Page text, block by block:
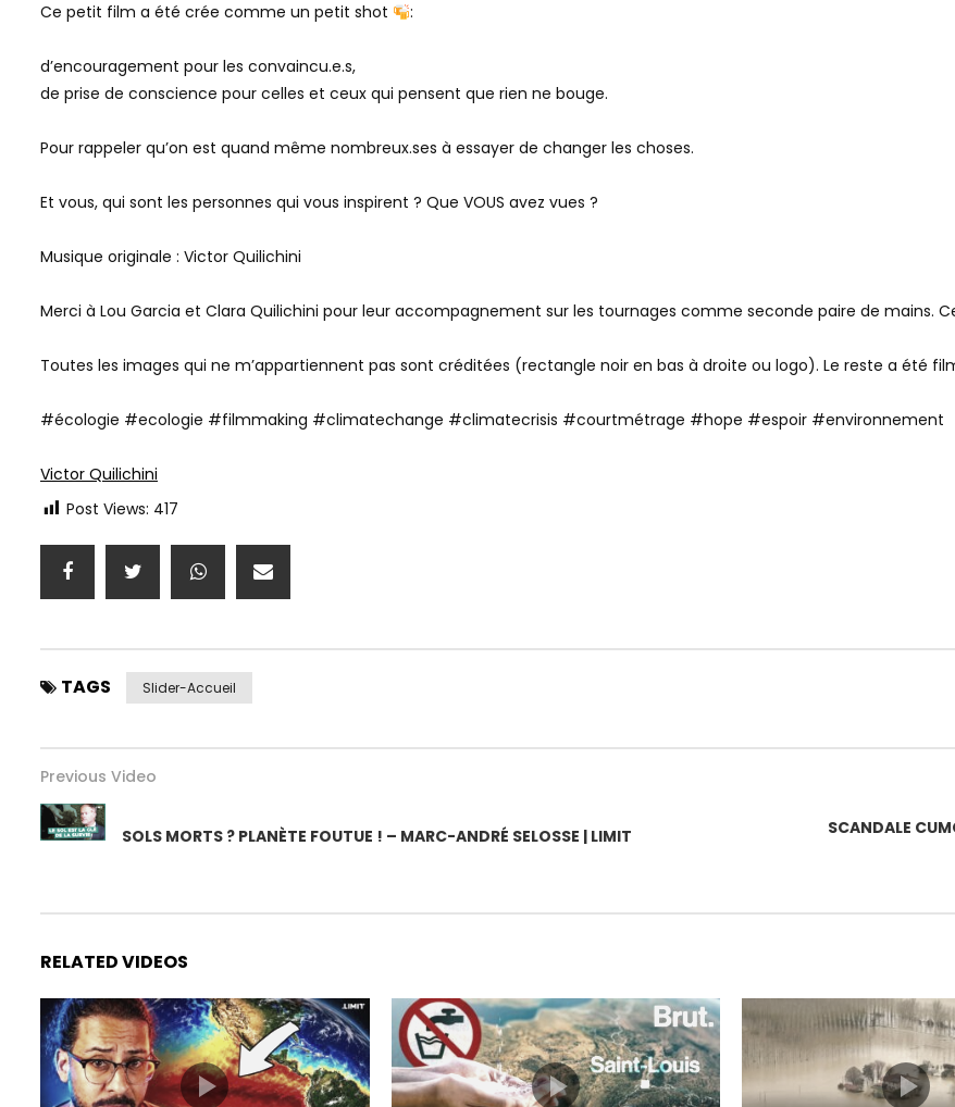
Ce petit film a été crée comme un petit shot :
d’encouragement pour les convaincu.e.s,
de prise de conscience pour celles et ceux qui pensent que rien ne bouge.
Pour rappeler qu’on est quand même nombreux.ses à essayer de changer les choses.
Et vous, qui sont les personnes qui vous inspirent ? Que VOUS avez vues ?
Musique originale : Victor Quilichini
Merci à Lou Garcia et Clara Quilichini pour leur accompagnement sur les tournages comme seconde paire de mains.
Toutes les images qui ne m’appartiennent pas sont créditées (rectangle noir en bas à droite ou logo). Le reste a été
#écologie #ecologie #filmmaking #climatechange #climatecrisis #courtmétrage #hope #espoir #environnement
Victor Quilichini
Post Views: 417
TAGS Slider-Accueil
Previous Video
SOLS MORTS ? PLANÈTE FOUTUE ! – MARC-ANDRÉ SELOSSE | LIMIT
SCANDALE
RELATED VIDEOS